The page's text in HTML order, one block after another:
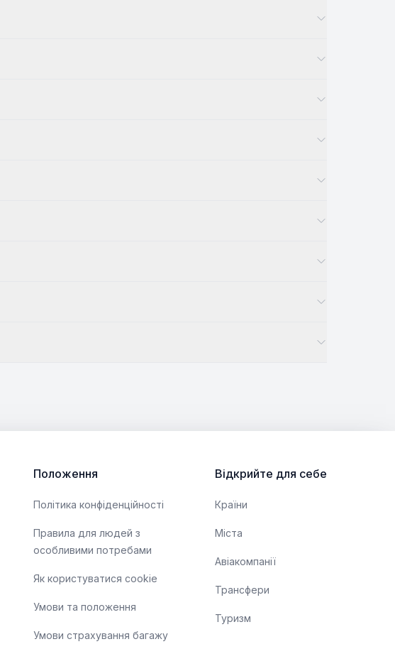
Положення
Політика конфіденційності
Правила для людей з
особливими потребами
Як користуватися cookie
Умови та положення
Умови страхування багажу
Відкрийте для себе
Країни
Міста
Авіакомпанії
Трансфери
Туризм